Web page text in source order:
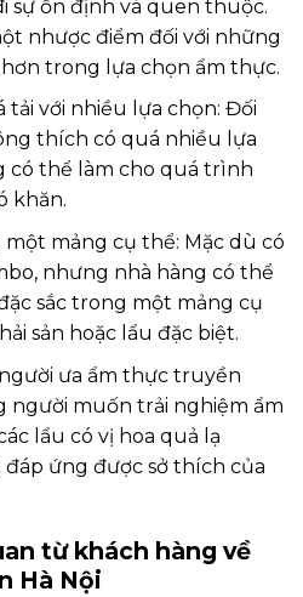
sự ổn định và quen thuộc.
nhược điểm đối với những
trong lựa chọn ẩm thực.
tải với nhiều lựa chọn: Đối
thích có quá nhiều lựa
có thể làm cho quá trình
khăn.
mảng cụ thể: Mặc dù có
nhưng nhà hàng có thể
sắc trong một mảng cụ
sản hoặc lẩu đặc biệt.
ưa ẩm thực truyền
người muốn trải nghiệm ẩm
lẩu có vị hoa quả lạ
ứng được sở thích của
từ khách hàng về
Hà Nội